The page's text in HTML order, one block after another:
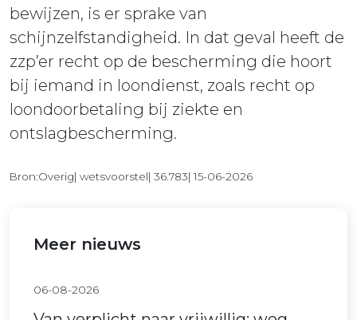
bewijzen, is er sprake van
schijnzelfstandigheid. In dat geval heeft de
zzp’er recht op de bescherming die hoort
bij iemand in loondienst, zoals recht op
loondoorbetaling bij ziekte en
ontslagbescherming.
Bron:Overig| wetsvoorstel| 36.783| 15-06-2026
Meer nieuws
06-08-2026